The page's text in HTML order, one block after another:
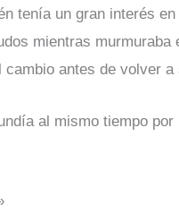
tenía un gran interés
mientras
antes de volver
al mismo tiempo